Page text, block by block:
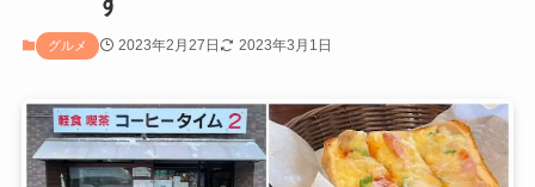
グルメ 2023年2月27日 2023年3月1日